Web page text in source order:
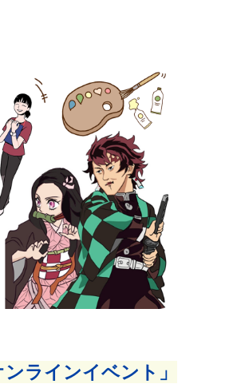
ラインイベント」